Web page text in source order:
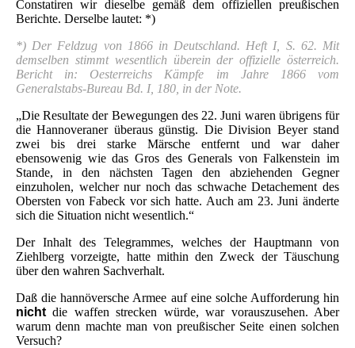
Constatiren wir dieselbe gemäß dem offiziellen preußischen
Berichte. Derselbe lautet: *)
*) Der Feldzug von 1866 in Deutschland. Heft I, S. 62. Mit
demselben stimmt wesentlich überein der offizielle österreich.
Bericht in: Oesterreichs Kämpfe im Jahre 1866 vom
Generalstabs-Bureau Bd. I, 180, in der Note.
„Die Resultate der Bewegungen des 22. Juni waren übrigens für
die Hannoveraner überaus günstig. Die Division Beyer stand
zwei bis drei starke Märsche entfernt und war daher
ebensowenig wie das Gros des Generals von Falkenstein im
Stande, in den nächsten Tagen den abziehenden Gegner
einzuholen, welcher nur noch das schwache Detachement des
Obersten von Fabeck vor sich hatte. Auch am 23. Juni änderte
sich die Situation nicht wesentlich.“
Der Inhalt des Telegrammes, welches der Hauptmann von
Ziehlberg vorzeigte, hatte mithin den Zweck der Täuschung
über den wahren Sachverhalt.
Daß die hannöversche Armee auf eine solche Aufforderung hin
nicht die waffen strecken würde, war vorauszusehen. Aber
warum denn machte man von preußischer Seite einen solchen
Versuch?